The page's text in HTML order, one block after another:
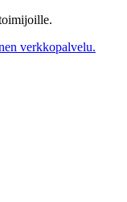
verkkopalvelu.